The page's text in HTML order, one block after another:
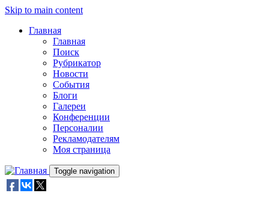
Skip to main content
Главная
Главная
Поиск
Рубрикатор
Новости
События
Блоги
Галереи
Конференции
Персоналии
Рекламодателям
Моя страница
Toggle navigation